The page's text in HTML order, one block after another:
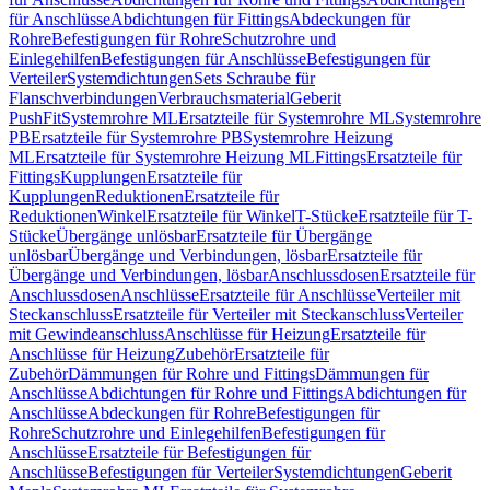
für AnschlüsseAbdichtungen für FittingsAbdeckungen für
RohreBefestigungen für RohreSchutzrohre und
EinlegehilfenBefestigungen für AnschlüsseBefestigungen für
VerteilerSystemdichtungenSets Schraube für
FlanschverbindungenVerbrauchsmaterialGeberit
PushFitSystemrohre MLErsatzteile für Systemrohre MLSystemrohre
PBErsatzteile für Systemrohre PBSystemrohre Heizung
MLErsatzteile für Systemrohre Heizung MLFittingsErsatzteile für
FittingsKupplungenErsatzteile für
KupplungenReduktionenErsatzteile für
ReduktionenWinkelErsatzteile für WinkelT-StückeErsatzteile für T-
StückeÜbergänge unlösbarErsatzteile für Übergänge
unlösbarÜbergänge und Verbindungen, lösbarErsatzteile für
Übergänge und Verbindungen, lösbarAnschlussdosenErsatzteile für
AnschlussdosenAnschlüsseErsatzteile für AnschlüsseVerteiler mit
SteckanschlussErsatzteile für Verteiler mit SteckanschlussVerteiler
mit GewindeanschlussAnschlüsse für HeizungErsatzteile für
Anschlüsse für HeizungZubehörErsatzteile für
ZubehörDämmungen für Rohre und FittingsDämmungen für
AnschlüsseAbdichtungen für Rohre und FittingsAbdichtungen für
AnschlüsseAbdeckungen für RohreBefestigungen für
RohreSchutzrohre und EinlegehilfenBefestigungen für
AnschlüsseErsatzteile für Befestigungen für
AnschlüsseBefestigungen für VerteilerSystemdichtungenGeberit